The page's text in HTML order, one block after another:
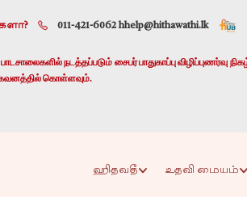
011-421-6062 hhelp@hithawathi.lk
நடத்தப்படும் சைபர் பாதுகாப்பு
கவனத்தில் கொள்ளவும்.
ஹிதவதீ உதவி மையம்